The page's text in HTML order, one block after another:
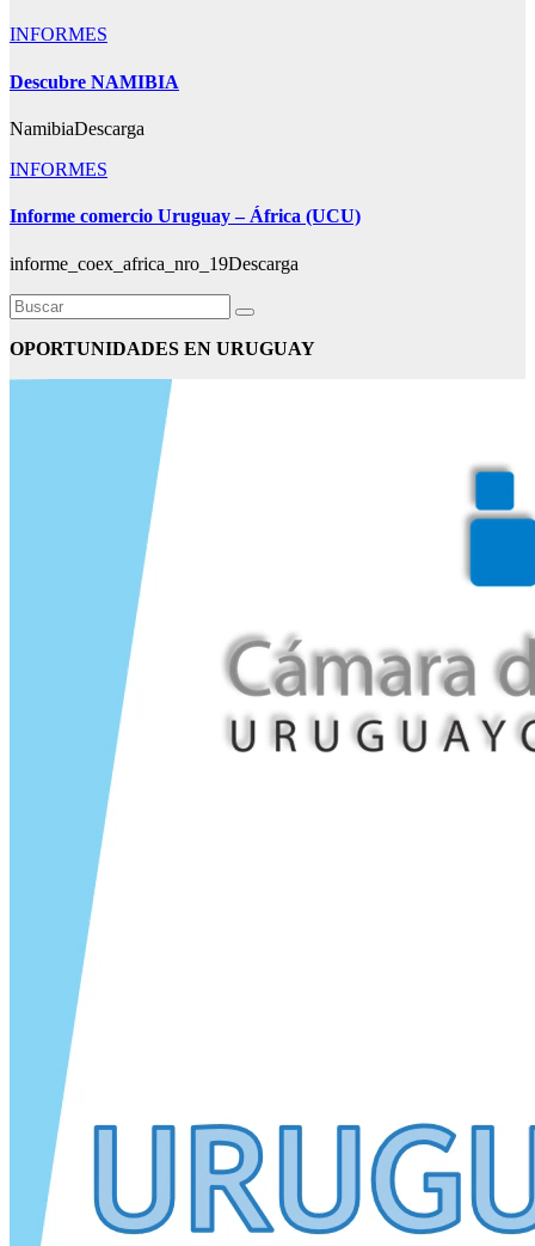
INFORMES
Descubre NAMIBIA
NamibiaDescarga
INFORMES
Informe comercio Uruguay – África (UCU)
informe_coex_africa_nro_19Descarga
OPORTUNIDADES EN URUGUAY